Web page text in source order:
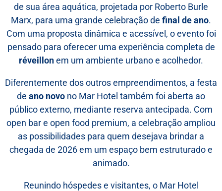
de sua área aquática, projetada por Roberto Burle
Marx, para uma grande celebração de final de ano.
Com uma proposta dinâmica e acessível, o evento foi
pensado para oferecer uma experiência completa de
réveillonem um ambiente urbano e acolhedor.
Diferentemente dos outros empreendimentos, a festa
de ano novo no Mar Hotel também foi aberta ao
público externo, mediante reserva antecipada. Com
open bar e open food premium, a celebração ampliou
as possibilidades para quem desejava brindar a
chegada de 2026 em um espaço bem estruturado e
animado.
Reunindo hóspedes e visitantes, o Mar Hotel
sobre o seu evento
Enviar